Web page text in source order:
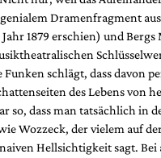
Dramenfragment
1879 erschien) und Bergs
schlägt, dass davon
des Lebens von
so, dass man tatsächlich in
Wozzeck, der vielem auf
Hellsichtigkeit sagt. Bei